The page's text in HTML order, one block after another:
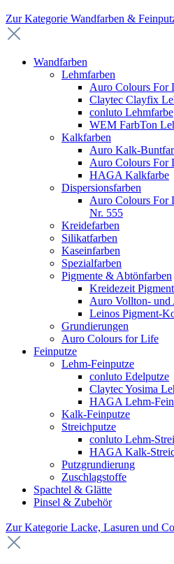
Zur Kategorie Wandfarben &
Wandfarben
Lehmfarben
Auro Colours For
Claytec Clayfix
conluto Lehmfarbe
WEM FarbTon
Kalkfarben
Auro Kalk-
Auro Colours For
HAGA Kalkfarbe
Dispersionsfarben
Auro Colours For
Nr. 555
Kreidefarben
Silikatfarben
Kaseinfarben
Spezialfarben
Pigmente & Abtönfarben
Kreidezeit
Auro Vollton- und
Leinos Pigment-
Grundierungen
Auro Colours for Life
Feinputze
Lehm-Feinputze
conluto Edelputze
Claytec Yosima
HAGA Lehm-
Kalk-Feinputze
Streichputze
conluto Lehm-
HAGA Kalk-
Putzgrundierung
Zuschlagstoffe
Spachtel & Glätte
Pinsel & Zubehör
Zur Kategorie Lacke, Lasuren und